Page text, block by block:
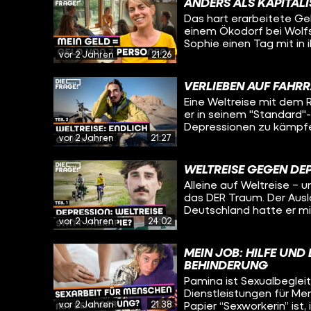
für seinen eigenen
versucht mit seiner
Sophie heute
eine Reise in die
fragen sich, wie ihre
vor 2 Jahren 21:26
Das hart erarbeitete
einem Ökodorf bei
Sophie einen Tag mit in
Absprache. Jemand
ein Fahrrad kaufen?
vor 2 Jahren 21:27
VERLIEBEN AUF
Eine Weltreise mit dem
er in seinem
Depressionen zu
reagiert man darauf
nie Ruhe hat und
trifft Daniel in
die Welt, um zu
Weltreise gegen die
die Liebe am Ort bei
vor 2 Jahren 24:02
WELTREISE GEGEN
Alleine auf Weltreise –
das DER Traum. Der
Deutschland hatte er
vor seiner Depression?
Oleg trifft ihn in
und ob er sich das
vor 2 Jahren 21:38
MEIN JOB: HILFE UND
BEHINDERUNG
Pamina ist
Dienstleistungen für
Papier “Sexworkerin”